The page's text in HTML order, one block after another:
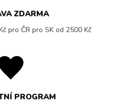
ZDARMA
pro ČR pro SK od 2500 Kč
PROGRAM